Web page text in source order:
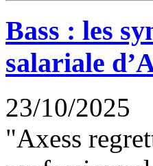
Bass : les
salariale
23/10/2025
"Axess